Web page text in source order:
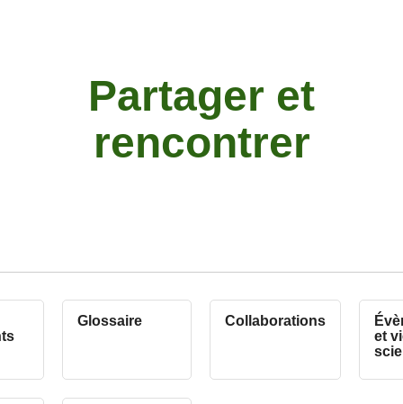
Partager et
rencontrer
Glossaire Collaborations
et